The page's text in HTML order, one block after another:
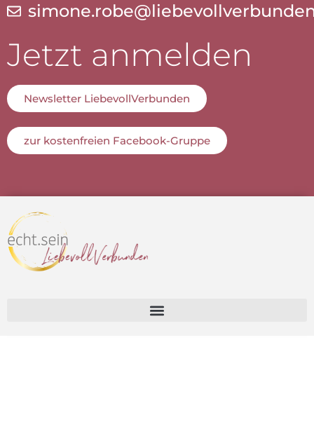
Jetzt anmelden
Newsletter LiebevollVerbunden
zur kostenfreien Facebook-Gruppe